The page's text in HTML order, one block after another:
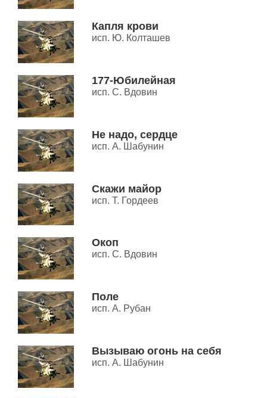
Капля крови
исп. Ю. Колташев
177-Юбилейная
исп. С. Вдовин
Не надо, сердце
исп. А. Шабунин
Скажи майор
исп. Т. Гордеев
Окоп
исп. С. Вдовин
Поле
исп. А. Рубан
Вызываю огонь на себя
исп. А. Шабунин